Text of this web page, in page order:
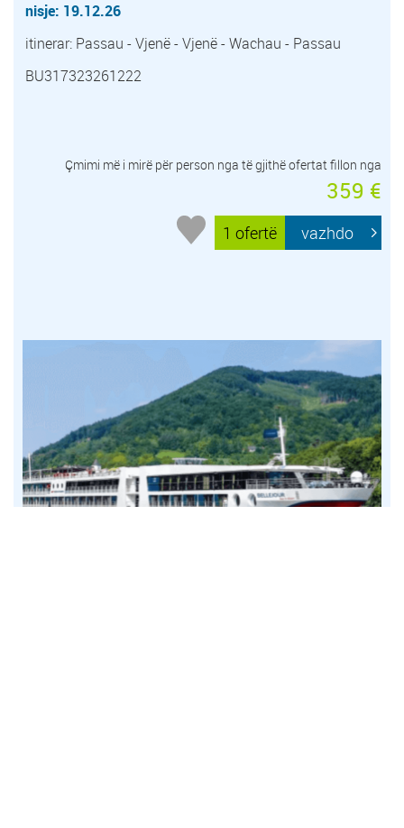
nisje: 19.12.26
itinerar: Passau - Vjenë - Vjenë - Wachau - Passau
BU317323261222
Çmimi më i mirë për person nga të gjithë ofertat fillon nga
359 €
1 ofertë vazhdo